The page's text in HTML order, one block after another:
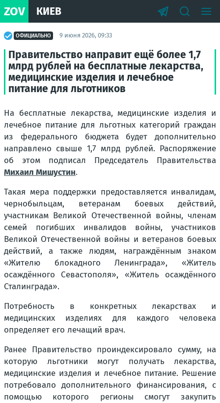
ZOV КИЕВ
ОФИЦИАЛЬНО 9 июня 2026, 09:33
Правительство направит ещё более 1,7
млрд рублей на бесплатные лекарства,
медицинские изделия и лечебное
питание для льготников
На бесплатные лекарства, медицинские изделия и
лечебное питание для льготных категорий граждан
из федерального бюджета будет дополнительно
направлено свыше 1,7 млрд рублей. Распоряжение
об этом подписал Председатель Правительства
Михаил Мишустин.
Такая мера поддержки предоставляется инвалидам,
чернобыльцам, ветеранам боевых действий,
участникам Великой Отечественной войны, членам
семей погибших инвалидов войны, участников
Великой Отечественной войны и ветеранов боевых
действий, а также людям, награждённым знаком
«Жителю блокадного Ленинграда», «Житель
осаждённого Севастополя», «Житель осаждённого
Сталинграда».
Потребность в конкретных лекарствах и
медицинских изделиях для каждого человека
определяет его лечащий врач.
Ранее Правительство проиндексировало сумму, на
которую льготники могут получать лекарства,
медицинские изделия и лечебное питание. Решение
потребовало дополнительного финансирования, с
помощью которого регионы смогут закупить